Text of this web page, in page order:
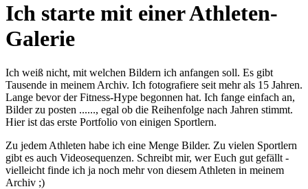
Ich starte mit einer Athleten-
Galerie
Ich weiß nicht, mit welchen Bildern ich anfangen soll. Es gibt
Tausende in meinem Archiv. Ich fotografiere seit mehr als 15 Jahren.
Lange bevor der Fitness-Hype begonnen hat. Ich fange einfach an,
Bilder zu posten ......, egal ob die Reihenfolge nach Jahren stimmt.
Hier ist das erste Portfolio von einigen Sportlern.
Zu jedem Athleten habe ich eine Menge Bilder. Zu vielen Sportlern
gibt es auch Videosequenzen. Schreibt mir, wer Euch gut gefällt -
vielleicht finde ich ja noch mehr von diesem Athleten in meinem
Archiv ;)